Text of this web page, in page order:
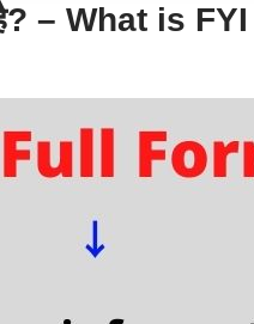
है? – What is FYI